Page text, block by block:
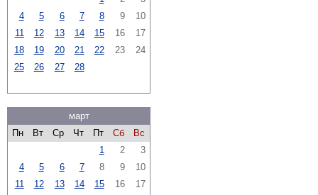
4
5 6 7 8 9
10
11
12 13 14 15 16
17
18
19 20 21 22 23
24
25
26 27 28
март
Пн
Вт Ср Чт Пт Сб
Вс
1
2
3
4
5 6 7 8 9
10
11
12 13 14 15 16
17